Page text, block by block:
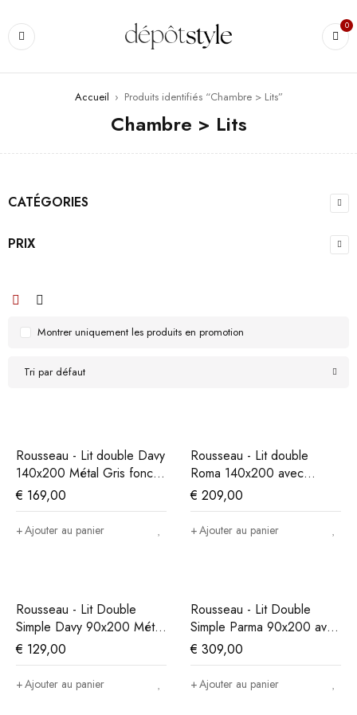
0
Accueil › Produits identifiés “Chambre > Lits”
Chambre > Lits
CATÉGORIES
PRIX
Tri par défaut
Montrer uniquement les produits en promotion
Rousseau - Lit double Davy
140x200 Métal Gris foncé
- 90x148x215 cm
€ 169,00
Ajouter au panier
Rousseau - Lit double
Roma 140x200 avec
sommier à lattes PU Noir -
92x150x218 cm
€ 209,00
Ajouter au panier
Rousseau - Lit Double
Simple Davy 90x200 Métal
Gris Foncé - 90x98x215
cm
€ 129,00
Ajouter au panier
Rousseau - Lit Double
Simple Parma 90x200 avec
sommier à lattes Gris -
92x150x218 cm
€ 309,00
Ajouter au panier